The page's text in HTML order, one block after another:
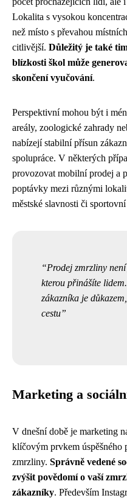
Lokalita s vysokou
než místo s převahou
citlivější. Důležitý je také
blízkosti škol může
skončení vyučování.
Perspektivní mohou být i
areály, zoologické zahrady
nabízejí stabilní přísun
spolupráce. V některých
provozovat mobilní prodej a
poptávky mezi různými
městské slavnosti či
Prodej zmrzliny
kterou přinášíte
zákazníka je
cestu
Marketing a
V dnešní době je marketing
klíčovým prvkem úspěšného
zmrzliny. Správně vedené
zvýšit povědomí o vaší
zákazníky. Především